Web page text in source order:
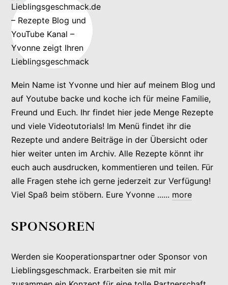
Mein Name ist Yvonne und hier auf meinem Blog und
auf Youtube backe und koche ich für meine Familie,
Freund und Euch. Ihr findet hier jede Menge Rezepte
und viele Videotutorials! Im Menü findet ihr die
Rezepte und andere Beiträge in der Übersicht oder
hier weiter unten im Archiv. Alle Rezepte könnt ihr
euch auch ausdrucken, kommentieren und teilen. Für
alle Fragen stehe ich gerne jederzeit zur Verfügung!
Viel Spaß beim stöbern. Eure Yvonne ...... more
SPONSOREN
Werden sie Kooperationspartner oder Sponsor von
Lieblingsgeschmack. Erarbeiten sie mit mir